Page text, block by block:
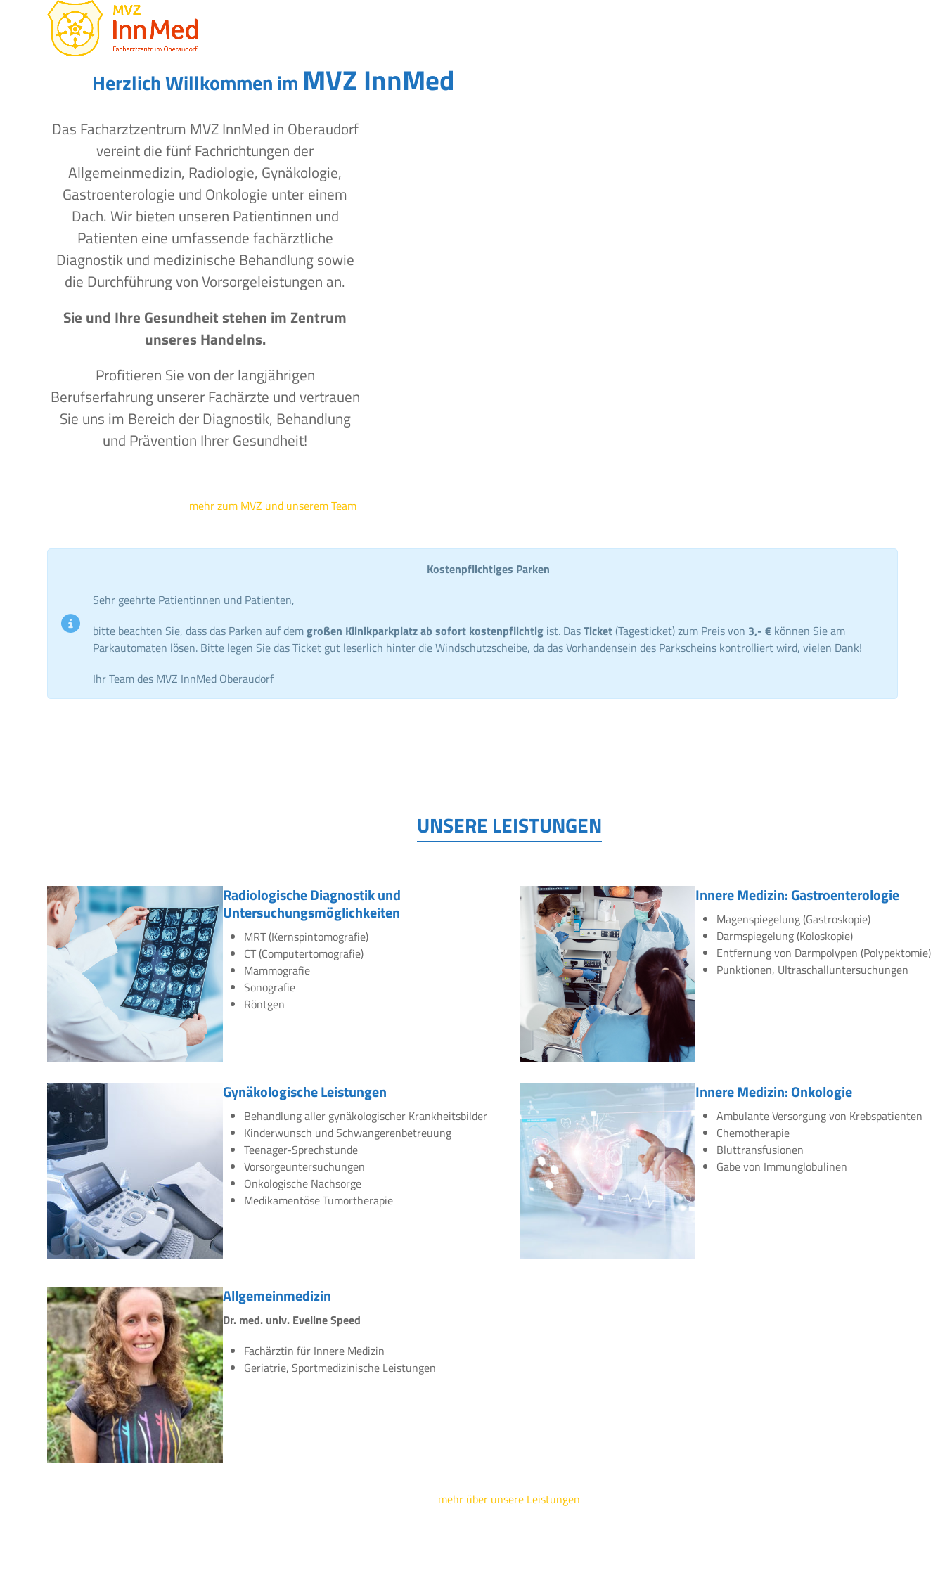
Open
mobile
menu
Close
mobile
menu
Herzlich Willkommen im MVZ InnMed
Das Facharztzentrum MVZ InnMed in Oberaudorf
vereint die fünf Fachrichtungen der
Allgemeinmedizin, Radiologie, Gynäkologie,
Gastroenterologie und Onkologie unter einem
Dach. Wir bieten unseren Patientinnen und
Patienten eine umfassende fachärztliche
Diagnostik und medizinische Behandlung sowie
die Durchführung von Vorsorgeleistungen an.
Sie und Ihre Gesundheit stehen im Zentrum
unseres Handelns.
Profitieren Sie von der langjährigen
Berufserfahrung unserer Fachärzte und vertrauen
Sie uns im Bereich der Diagnostik, Behandlung
und Prävention Ihrer Gesundheit!
mehr zum MVZ und unserem Team
Kostenpflichtiges Parken
Sehr geehrte Patientinnen und Patienten,
bitte beachten Sie, dass das Parken auf demgroßen Klinikparkplatz ab sofort kostenpflichtig ist. DasTicket (Tagesticket) zum Preis von 3,- € können Sie am
Parkautomaten lösen. Bitte legen Sie das Ticket gut leserlich hinter die Windschutzscheibe, da das Vorhandensein des Parkscheins kontrolliert wird, vielen Dank!
Ihr Team des MVZ InnMed Oberaudorf
UNSERE LEISTUNGEN
Radiologische Diagnostik und
Untersuchungsmöglichkeiten
MRT (Kernspintomografie)
CT (Computertomografie)
Mammografie
Sonografie
Röntgen
Gynäkologische Leistungen
Behandlung aller gynäkologischer Krankheitsbilder
Kinderwunsch und Schwangerenbetreuung
Teenager-Sprechstunde
Vorsorgeuntersuchungen
Onkologische Nachsorge
Medikamentöse Tumortherapie
Innere Medizin: Gastroenterologie
Magenspiegelung (Gastroskopie)
Darmspiegelung (Koloskopie)
Entfernung von Darmpolypen (Polypektomie)
Punktionen, Ultraschalluntersuchungen
Innere Medizin: Onkologie
Ambulante Versorgung von Krebspatienten
Chemotherapie
Bluttransfusionen
Gabe von Immunglobulinen
Allgemeinmedizin
Dr. med. univ. Eveline Speed
Fachärztin für Innere Medizin
Geriatrie, Sportmedizinische Leistungen
mehr über unsere Leistungen